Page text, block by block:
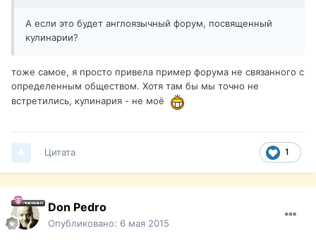
А если это будет англоязычный форум, посвященный
кулинарии?
тоже самое, я просто привела пример форума не связанного с
определенным обществом. Хотя там бы мы точно не
встретились, кулинария - не моё
1
Цитата
Don Pedro
Опубликовано: 6 мая 2015